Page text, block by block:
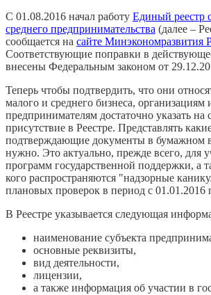
С 01.08.2016 начал работу Единый реестр
среднего предпринимательства (далее –
сообщается на сайте Минэкономразвития
Соответствующие поправки в
внесены Федеральным законом от
Теперь чтобы подтвердить, что они
малого и среднего бизнеса, организациям
предпринимателям достаточно указать на
присутствие в Реестре. Представлять
подтверждающие документы в бумажном
нужно. Это актуально, прежде всего, для
программ государственной поддержки, а
кого распространяются "надзорные
плановых проверок в период с 01.01.2016
В Реестре указывается следующая
наименование субъекта
основные реквизиты,
вид деятельности,
лицензии,
а также информация об участии в